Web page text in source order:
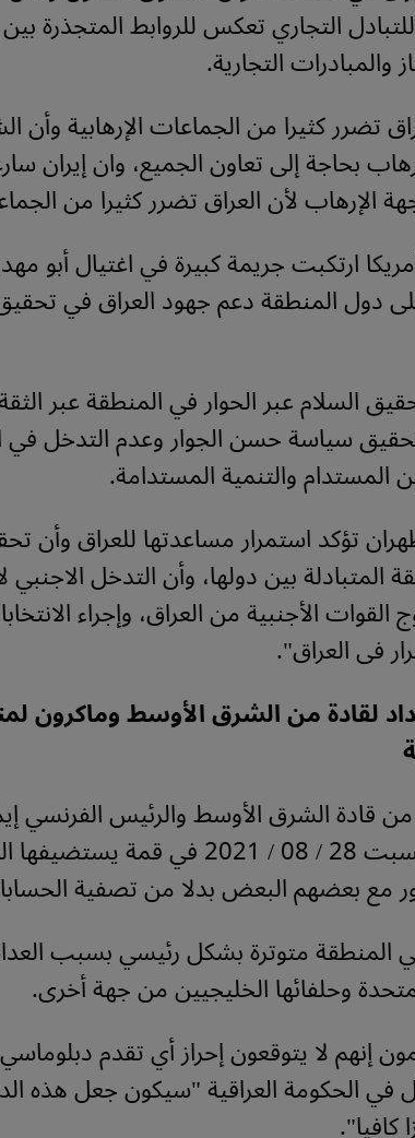
التجاري تعكس للروابط المتجذرة
والمبادرات التجارية.
تضرر كثيرا من الجماعات الإرهابية وأن
بحاجة إلى تعاون الجميع، وان إيران
الإرهاب لأن العراق تضرر كثيرا من
ارتكبت جريمة كبيرة في اغتيال أبو
دول المنطقة دعم جهود العراق في تحقيق
السلام عبر الحوار في المنطقة عبر
سياسة حسن الجوار وعدم التدخل في
المستدام والتنمية المستدامة.
تؤكد استمرار مساعدتها للعراق وأن
المتبادلة بين دولها، وأن التدخل
الأجنبية من العراق، وإجراء
فى العراق".
لقادة من الشرق الأوسط وماكرون
قادة الشرق الأوسط والرئيس الفرنسي
بغداد يوم السبت 28 / 08 / 2021 في
مع بعضهم البعض بدلا من تصفية
المنطقة متوترة بشكل رئيسي بسبب
وحلفائها الخليجيين من جهة أخرى.
إنهم لا يتوقعون إحراز أي تقدم
في الحكومة العراقية "سيكون جعل هذه
كافيا".